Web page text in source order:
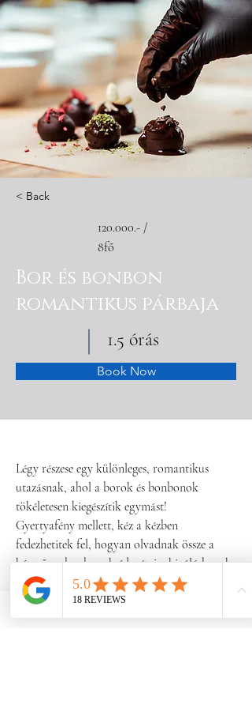
< Back
120.000.- /
8fő
Bor és bonbon
romantikus párbaja
1.5 órás
Book Now
Légy részese egy különleges, romantikus
utazásnak, ahol a borok és bonbonok
tökéletesen kiegészítik egymást!
Gyertyafény mellett, kéz a kézben
fedezhetitek fel, hogyan olvadnak össze a
kézműves bonbonok édes ízei a kiváló borok
bársonyos zamatával. Minden egyes korty és
falat újabb fejezetet nyit meg ebben az
ízélményekkel teli történetben, ahol az